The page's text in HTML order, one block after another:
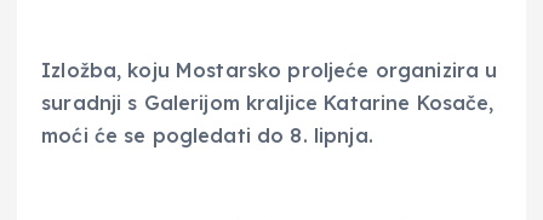
Izložba, koju Mostarsko proljeće organizira u
suradnji s Galerijom kraljice Katarine Kosače,
moći će se pogledati do 8. lipnja.